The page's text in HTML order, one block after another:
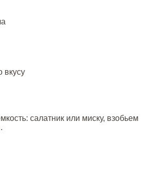
вкусу
салатник или миску, взобьем